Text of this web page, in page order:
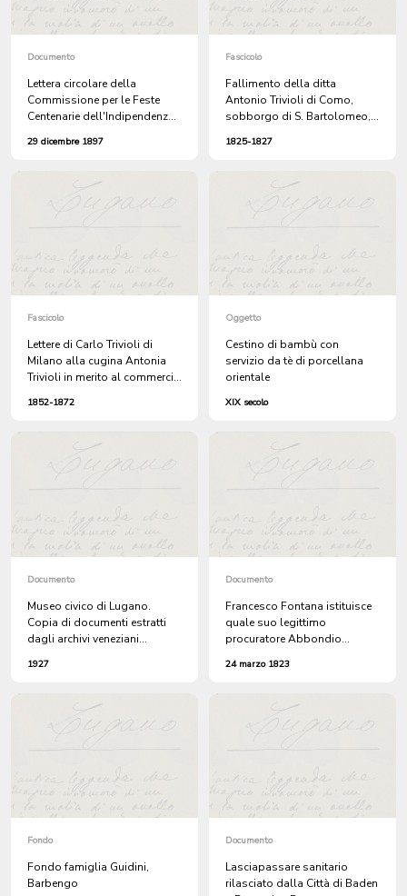
Documento
Lettera circolare della
Commissione per le Feste
Centenarie dell'Indipendenza
nei cantoni confederati,
emigranti ticinesi, con cui si
chiede l'apertura di liste di
29 dicembre 1897
Fascicolo
Fallimento della ditta
Antonio Trivioli di Como,
sobborgo di S. Bartolomeo,
Trivioli
1825-1827
Fascicolo
Lettere di Carlo Trivioli di
Milano alla cugina Antonia
Trivioli in merito al commercio
1852-1872
Oggetto
Cestino di bambù con
servizio da tè di porcellana
orientale
XIX secolo
Documento
Museo civico di Lugano.
Copia di documenti estratti
dagli archivi veneziani
Candia. Colonnello Gian
1927
Documento
Francesco Fontana istituisce
quale suo legittimo
procuratore Abbondio
24 marzo 1823
Fondo
Fondo famiglia Guidini,
Barbengo
Documento
Lasciapassare sanitario
rilasciato dalla Città di Baden